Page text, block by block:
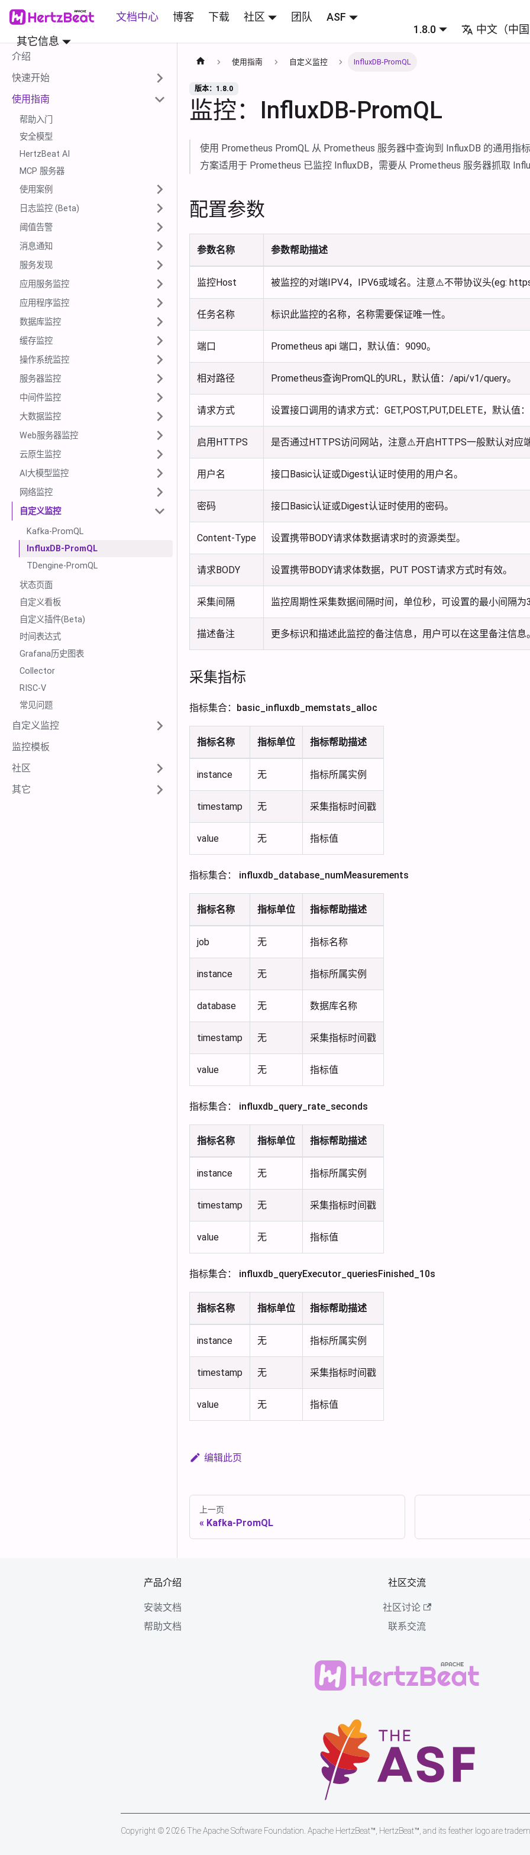
文档中心 博客 下载 社区 团队
ASF
其它信息
1.8.0 中文（中国
介绍
快速开始
使用指南
帮助入门
安全模型
HertzBeat AI
MCP 服务器
使用案例
日志监控 (Beta)
阈值告警
消息通知
服务发现
应用服务监控
应用程序监控
数据库监控
缓存监控
操作系统监控
服务器监控
中间件监控
大数据监控
Web服务器监控
云原生监控
AI大模型监控
网络监控
自定义监控
Kafka-PromQL
InfluxDB-PromQL
TDengine-PromQL
状态页面
自定义看板
自定义插件(Beta)
时间表达式
Grafana历史图表
Collector
RISC-V
常见问题
自定义监控
监控模板
社区
其它
使用指南 自定义监控 InfluxDB-PromQL
版本：1.8.0
监控：InfluxDB-PromQL
使用 Prometheus PromQL 从 Prometheus 服务器中查询到 InfluxDB 的通用指
方案适用于 Prometheus 已监控 InfluxDB，需要从 Prometheus 服务器抓取
配置参数
参数名称 参数帮助描述
监控Host 被监控的对端IPV4，IPV6或域名。注意⚠️不带协议头(eg:
任务名称 标识此监控的名称，名称需要保证唯一性。
端口 Prometheus api 端口，默认值：9090。
相对路径 Prometheus查询PromQL的URL，默认值：/api/v1/query。
请求方式 设置接口调用的请求方式：GET,POST,PUT,DELETE，默认值：
启用HTTPS 是否通过HTTPS访问网站，注意⚠️开启HTTPS一般默认对应
用户名 接口Basic认证或Digest认证时使用的用户名。
密码 接口Basic认证或Digest认证时使用的密码。
Content-Type 设置携带BODY请求体数据请求时的资源类型。
请求BODY 设置携带BODY请求体数据，PUT POST请求方式时有效。
采集间隔 监控周期性采集数据间隔时间，单位秒，可设置的最小间隔为
描述备注 更多标识和描述此监控的备注信息，用户可以在这里备注信息。
采集指标
指标集合：basic_influxdb_memstats_alloc
指标名称 指标单位 指标帮助描述
instance 无 指标所属实例
timestamp 无 采集指标时间戳
value 无 指标值
指标集合： influxdb_database_numMeasurements
指标名称 指标单位 指标帮助描述
job 无 指标名称
instance 无 指标所属实例
database 无 数据库名称
timestamp 无 采集指标时间戳
value 无 指标值
指标集合： influxdb_query_rate_seconds
指标名称 指标单位 指标帮助描述
instance 无 指标所属实例
timestamp 无 采集指标时间戳
value 无 指标值
指标集合： influxdb_queryExecutor_queriesFinished_10s
指标名称 指标单位 指标帮助描述
instance 无 指标所属实例
timestamp 无 采集指标时间戳
value 无 指标值
编辑此页
上一页
Kafka-PromQL
产品介绍
安装文档
帮助文档
社区交流
社区讨论
联系交流
Copyright © 2026 The Apache Software Foundation. Apache HertzBeat™, HertzBeat™, and its feather logo are